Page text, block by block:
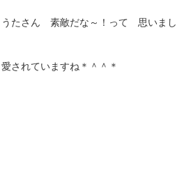
たさん 素敵だな～！って 思いまし
れていますね＊＾＾＊